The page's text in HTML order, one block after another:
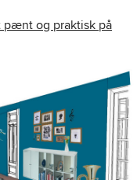
pænt og praktisk på